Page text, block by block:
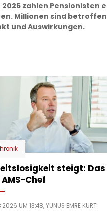
zahlen Pensionisten
Millionen sind
und Auswirkungen.
steigt:
Chef
UM 13:48,YUNUS EMRE KURT